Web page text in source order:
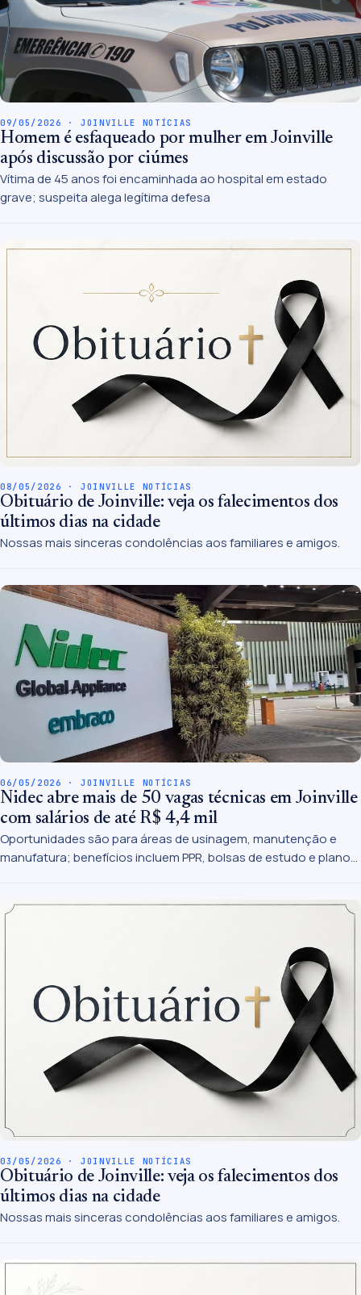
09/05/2026 · JOINVILLE NOTÍCIAS
Homem é esfaqueado por mulher em Joinville
após discussão por ciúmes
Vítima de 45 anos foi encaminhada ao hospital em estado
grave; suspeita alega legítima defesa
08/05/2026 · JOINVILLE NOTÍCIAS
Obituário de Joinville: veja os falecimentos dos
últimos dias na cidade
Nossas mais sinceras condolências aos familiares e amigos.
06/05/2026 · JOINVILLE NOTÍCIAS
Nidec abre mais de 50 vagas técnicas em Joinville
com salários de até R$ 4,4 mil
Oportunidades são para áreas de usinagem, manutenção e
manufatura; benefícios incluem PPR, bolsas de estudo e plano
03/05/2026 · JOINVILLE NOTÍCIAS
Obituário de Joinville: veja os falecimentos dos
últimos dias na cidade
Nossas mais sinceras condolências aos familiares e amigos.